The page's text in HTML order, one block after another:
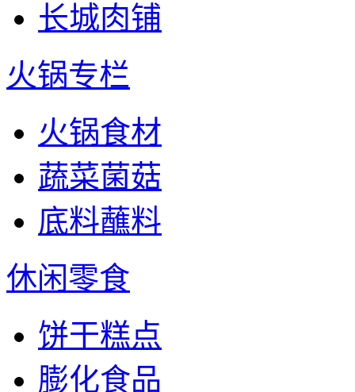
长城肉铺
火锅专栏
火锅食材
蔬菜菌菇
底料蘸料
休闲零食
饼干糕点
膨化食品